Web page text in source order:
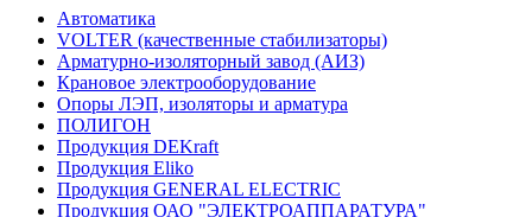
Автоматика
VOLTER (качественные стабилизаторы)
Арматурно-изоляторный завод (АИЗ)
Крановое электрооборудование
Опоры ЛЭП, изоляторы и арматура
ПОЛИГОН
Продукция DEKraft
Продукция Eliko
Продукция GENERAL ELECTRIC
Продукция ОАО "ЭЛЕКТРОАППАРАТУРА"